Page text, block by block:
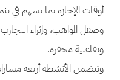
أوقات الإجازة بما يسهم في
وصقل المواهب، وإثراء
وتفاعلية محفزة.
وتتضمن الأنشطة أربعة